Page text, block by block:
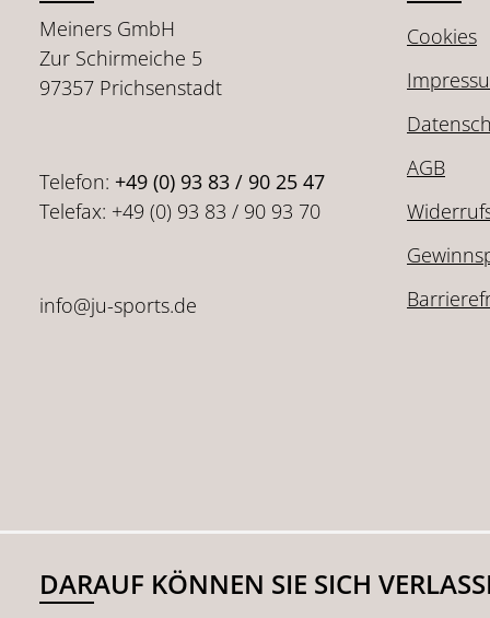
Meiners GmbH
Zur Schirmeiche 5
97357 Prichsenstadt
Telefon: +49 (0) 93 83 / 90 25 47
Telefax: +49 (0) 93 83 / 90 93 70
info@ju-sports.de
Cookies
AGB
DARAUF KÖNNEN SIE SICH